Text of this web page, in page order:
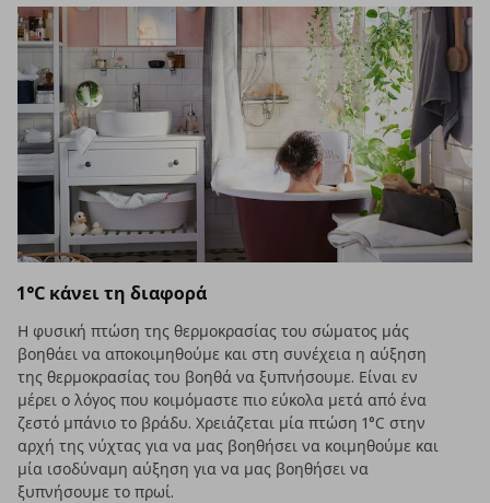
1°C κάνει τη διαφορά
Η φυσική πτώση της θερμοκρασίας του σώματος μάς
βοηθάει να αποκοιμηθούμε και στη συνέχεια η αύξηση
της θερμοκρασίας του βοηθά να ξυπνήσουμε. Είναι εν
μέρει ο λόγος που κοιμόμαστε πιο εύκολα μετά από ένα
ζεστό μπάνιο το βράδυ. Χρειάζεται μία πτώση 1°C στην
αρχή της νύχτας για να μας βοηθήσει να κοιμηθούμε και
μία ισοδύναμη αύξηση για να μας βοηθήσει να
ξυπνήσουμε το πρωί.